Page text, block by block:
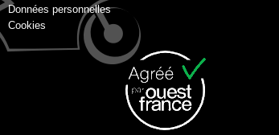
Données personnelles
Cookies